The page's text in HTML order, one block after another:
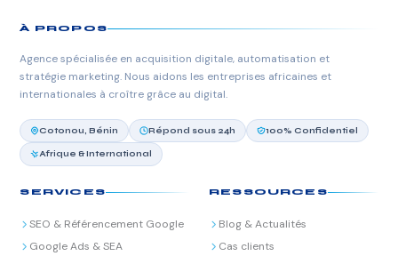
À PROPOS
Agence spécialisée en acquisition digitale, automatisation et
stratégie marketing. Nous aidons les entreprises africaines et
internationales à croître grâce au digital.
Cotonou, Bénin Répond sous 24h 100% Confidentiel
Afrique & International
SERVICES
SEO & Référencement Google
Google Ads & SEA
RESSOURCES
Blog & Actualités
Cas clients